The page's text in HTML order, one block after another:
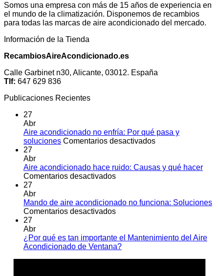
Somos una empresa con más de 15 años de experiencia en
el mundo de la climatización. Disponemos de recambios
para todas las marcas de aire acondicionado del mercado.
Información de la Tienda
RecambiosAireAcondicionado.es
Calle Garbinet n30, Alicante, 03012. España
Tlf: 647 629 836
Publicaciones Recientes
27
Abr
Aire acondicionado no enfría: Por qué pasa y
soluciones Comentarios desactivadosen
no
pasa
27
Abr
Aire acondicionado hace ruido: Causas y qué hacer
Comentarios desactivadosen
hace
ruido:
qué
hacer
27
Abr
Mando de aire acondicionado no funciona: Soluciones
Comentarios desactivadosen
aire
acondicionado
27
Abr
¿Por qué es tan importante el Mantenimiento del Aire
Acondicionado de Ventana?No